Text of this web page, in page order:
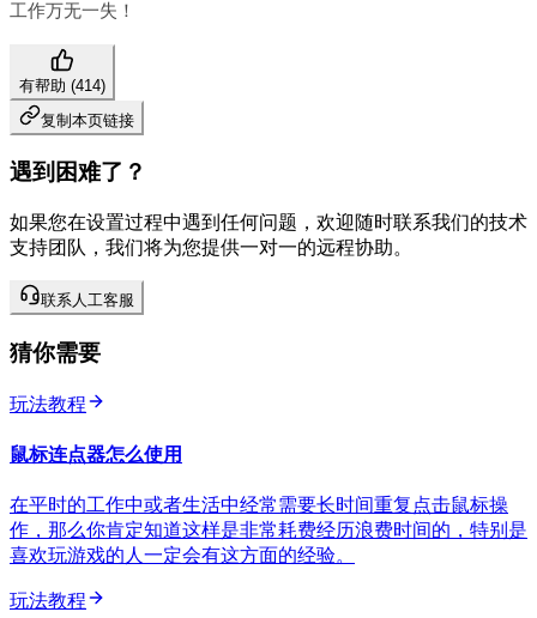
工作万无一失！
有帮助 (414)
复制本页链接
遇到困难了？
如果您在设置过程中遇到任何问题，欢迎随时联系我们的技术
支持团队，我们将为您提供一对一的远程协助。
联系人工客服
猜你需要
玩法教程
鼠标连点器怎么使用
在平时的工作中或者生活中经常需要长时间重复点击鼠标操
作，那么你肯定知道这样是非常耗费经历浪费时间的，特别是
喜欢玩游戏的人一定会有这方面的经验。
玩法教程